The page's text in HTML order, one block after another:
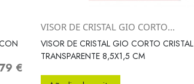
€
Vista rápida
VISOR DE CRISTAL GIO CORTO...
VISOR DE CRISTAL GIO CORTO CRISTAL
TRANSPARENTE 8,5X1,5 CM